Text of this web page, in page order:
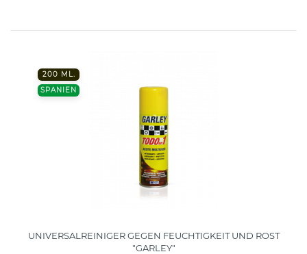
200 ML.
SPANIEN
UNIVERSALREINIGER GEGEN FEUCHTIGKEIT UND ROST
"GARLEY"